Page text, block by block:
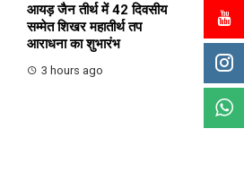
आयड़ जैन तीर्थ में 42 दिवसीय
सम्मेत शिखर महातीर्थ तप
आराधना का शुभारंभ
3 hours ago